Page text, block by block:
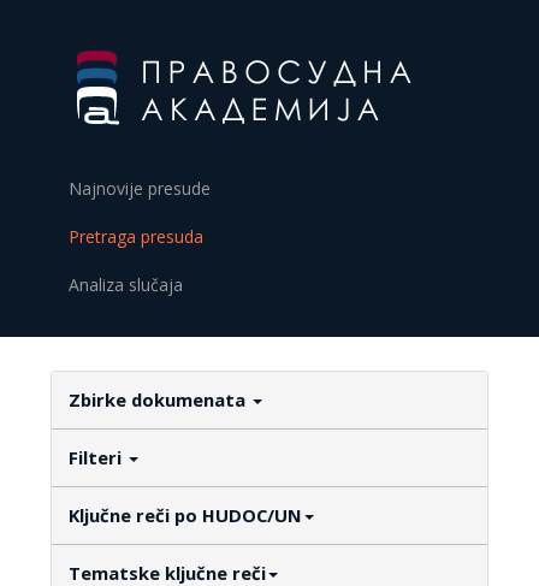
Najnovije presude
Pretraga presuda
Analiza slučaja
Zbirke dokumenata
Filteri
Ključne reči po HUDOC/UN
Tematske ključne reči